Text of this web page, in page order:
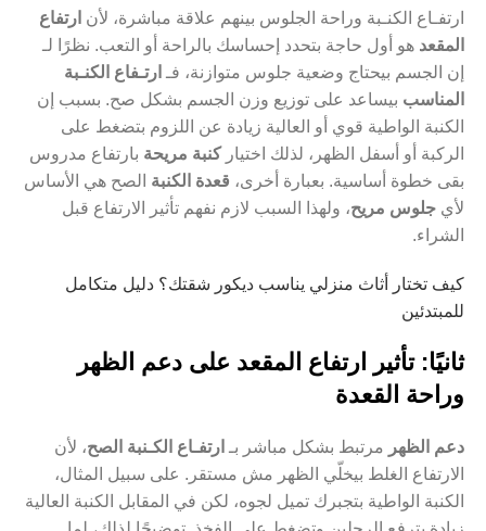
ارتفـاع الكنـبة وراحة الجلوس بينهم علاقة مباشرة، لأن ارتفاع
المقعد هو أول حاجة بتحدد إحساسك بالراحة أو التعب. نظرًا لـ
إن الجسم بيحتاج وضعية جلوس متوازنة، فـ ارتـفاع الكنـبة
المناسب بيساعد على توزيع وزن الجسم بشكل صح. بسبب إن
الكنبة الواطية قوي أو العالية زيادة عن اللزوم بتضغط على
الركبة أو أسفل الظهر، لذلك اختياركنبة مريحة بارتفاع مدروس
بقى خطوة أساسية. بعبارة أخرى، قعدة الكنبة الصح هي الأساس
لأي جلوس مريح، ولهذا السبب لازم نفهم تأثير الارتفاع قبل
الشراء.
كيف تختار أثاث منزلي يناسب ديكور شقتك؟ دليل متكامل
للمبتدئين
ثانيًا: تأثير ارتفاع المقعد على دعم الظهر
وراحة القعدة
دعم الظهر مرتبط بشكل مباشر بـ ارتفـاع الكـنبة الصح، لأن
الارتفاع الغلط بيخلّي الظهر مش مستقر. على سبيل المثال،
الكنبة الواطية بتجبرك تميل لجوه، لكن في المقابل الكنبة العالية